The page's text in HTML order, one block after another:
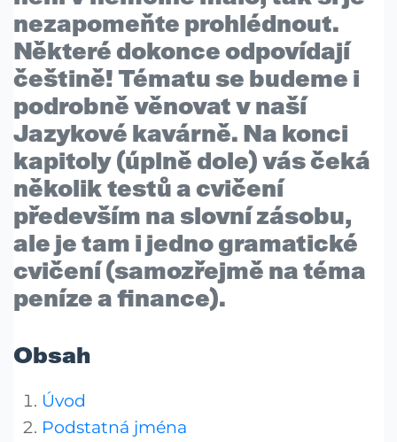
nezapomeňte prohlédnout.
Některé dokonce odpovídají
češtině! Tématu se budeme i
podrobně věnovat v naší
Jazykové kavárně. Na konci
kapitoly (úplně dole) vás čeká
několik testů a cvičení
především na slovní zásobu,
ale je tam i jednogramatické
cvičení(samozřejmě na téma
peníze a finance).
Obsah
Úvod
Podstatná jména